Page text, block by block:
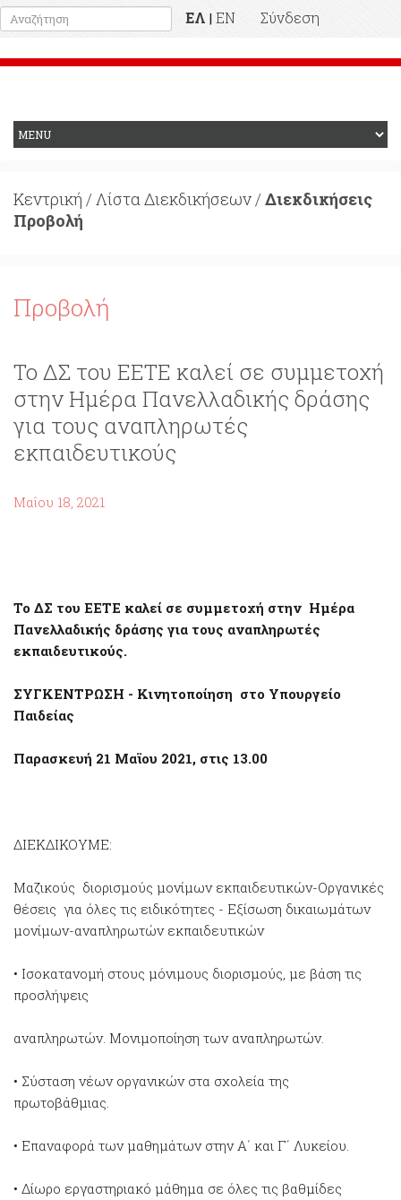
ΕΛ | EN
Σύνδεση
Κεντρική / Λίστα Διεκδικήσεων/ Διεκδικήσεις
Προβολή
Προβολή
Το ΔΣ του ΕΕΤΕ καλεί σε συμμετοχή
στην Ημέρα Πανελλαδικής δράσης
για τους αναπληρωτές
εκπαιδευτικούς
Μαΐου 18, 2021
Το ΔΣ του ΕΕΤΕ καλεί σε συμμετοχή στην Ημέρα
Πανελλαδικής δράσης για τους αναπληρωτές
εκπαιδευτικούς.
ΣΥΓΚΕΝΤΡΩΣΗ - Κινητοποίηση στο Υπουργείο
Παιδείας
Παρασκευή 21 Μαϊου 2021, στις 13.00
ΔΙΕΚΔΙΚΟΥΜΕ:
Μαζικούς διορισμούς μονίμων εκπαιδευτικών-Οργανικές
θέσεις για όλες τις ειδικότητες - Εξίσωση δικαιωμάτων
μονίμων-αναπληρωτών εκπαιδευτικών
• Ισοκατανομή στους μόνιμους διορισμούς, με βάση τις
προσλήψεις
αναπληρωτών. Μονιμοποίηση των αναπληρωτών.
• Σύσταση νέων οργανικών στα σχολεία της
πρωτοβάθμιας.
• Επαναφορά των μαθημάτων στην Α΄ και Γ΄ Λυκείου.
• Δίωρο εργαστηριακό μάθημα σε όλες τις βαθμίδες